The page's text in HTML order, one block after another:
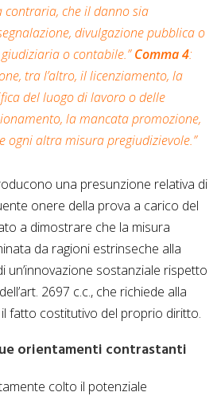
contraria, che il danno sia
divulgazione pubblica o
o contabile.”Comma 4:
tra l’altro, il licenziamento, la
del luogo di lavoro o delle
la mancata promozione,
ogni altra misura pregiudizievole.”
una presunzione relativa di
onere della prova a carico del
a dimostrare che la misura
da ragioni estrinseche alla
un’innovazione sostanziale rispetto
2697 c.c., che richiede alla
fatto costitutivo del proprio diritto.
orientamenti contrastanti
colto il potenziale